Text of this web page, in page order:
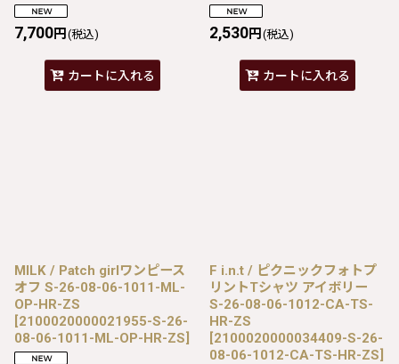
7,700円 (税込)
カートに入れる
2,530円 (税込)
カートに入れる
MILK / Patch girlワンピース
オフ S-26-08-06-1011-ML-
OP-HR-ZS
[2100020000021955-S-26-
08-06-1011-ML-OP-HR-ZS]
F i.n.t / ピクニックフォトプ
リントTシャツ アイボリー
S-26-08-06-1012-CA-TS-
HR-ZS
[2100020000034409-S-26-
08-06-1012-CA-TS-HR-ZS]